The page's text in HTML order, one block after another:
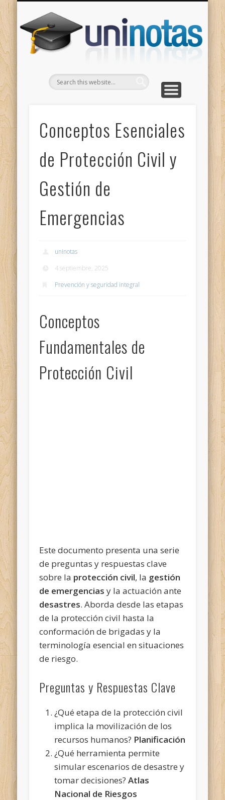
Conceptos Esenciales
de Protección Civil y
Gestión de
Emergencias
uninotas
4 septiembre, 2025
Prevención y seguridad integral
Conceptos
Fundamentales de
Protección Civil
Este documento presenta una serie
de preguntas y respuestas clave
sobre la protección civil, la gestión
de emergencias y la actuación ante
desastres. Aborda desde las etapas
de la protección civil hasta la
conformación de brigadas y la
terminología esencial en situaciones
de riesgo.
Preguntas y Respuestas Clave
¿Qué etapa de la protección civil
implica la movilización de los
recursos humanos? Planificación
¿Qué herramienta permite
simular escenariosde desastre y
tomar decisiones?Atlas
Nacional de Riesgos